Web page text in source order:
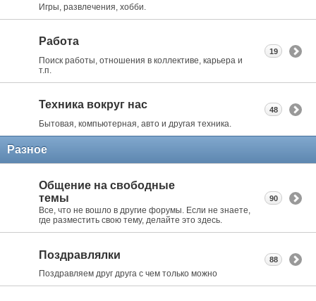
Игры, развлечения, хобби.
Работа
Поиск работы, отношения в коллективе, карьера и
т.п.
19
Техника вокруг нас
Бытовая, компьютерная, авто и другая техника.
48
Разное
Общение на свободные
темы
Все, что не вошло в другие форумы. Если не знаете,
где разместить свою тему, делайте это здесь.
90
Поздравлялки
Поздравляем друг друга с чем только можно
88